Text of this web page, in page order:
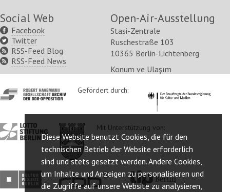
Diese Website benutzt Cookies, die für den
technischen Betrieb der Website erforderlich
sind und stets gesetzt werden. Andere Cookies,
um Inhalte und Anzeigen zu personalisieren und
die Zugriffe auf unsere Website zu analysieren,
Social Web
Facebook
Twitter
RSS-Feed Blog
RSS-Feed News
Open-Air-Ausstellung
Stasi-Zentrale
Ruschestraße 103
10365 Berlin-Lichtenberg
Konum ve Ulaşım
http://www.havemann-
gesellschaft.de/
Gefördert durch: http://
http://www.lotto-
stiftung-
http://www.berlin.de/ba-
lichtenberg/
Mit Unterstützung von:
http://www.kulturprojekte-
berlin.de/
http://www.rbb-
online.de/
http://www.tip-
berlin.de/